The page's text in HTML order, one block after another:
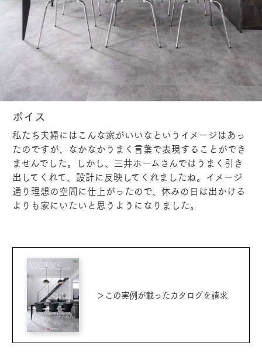
ボイス
私たち夫婦にはこんな家がいいなというイメージはあっ
たのですが、なかなかうまく言葉で表現することができ
ませんでした。しかし、三井ホームさんではうまく引き
出してくれて、設計に反映してくれましたね。イメージ
通り理想の空間に仕上がったので、休みの日は出かける
よりも家にいたいと思うようになりました。
＞この実例が載ったカタログを請求